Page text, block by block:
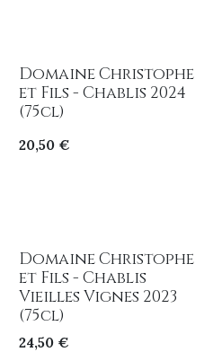
Domaine Christophe
et Fils - Chablis 2024
(75cl)
20,50€
Domaine Christophe
et Fils - Chablis
Vieilles Vignes 2023
(75cl)
24,50€